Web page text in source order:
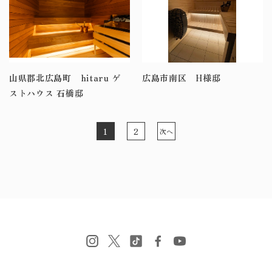
山県郡北広島町 hitaru ゲ
ストハウス 石橋邸
広島市南区 H様邸
1 2 次へ